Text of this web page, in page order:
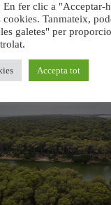
per a persones majors
6 agost, 2026
En fer clic a "Acceptar-
cookies. Tanmateix,
galetes" per
Accepta tot